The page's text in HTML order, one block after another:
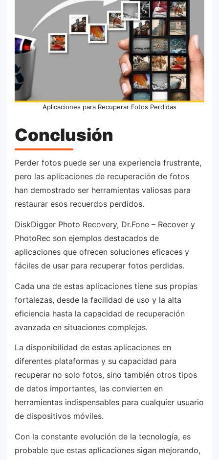
Aplicaciones para Recuperar Fotos Perdidas
Conclusión
Perder fotos puede ser una experiencia frustrante,
pero las aplicaciones de recuperación de fotos
han demostrado ser herramientas valiosas para
restaurar esos recuerdos perdidos.
DiskDigger Photo Recovery, Dr.Fone – Recover y
PhotoRec son ejemplos destacados de
aplicaciones que ofrecen soluciones eficaces y
fáciles de usar para recuperar fotos perdidas.
Cada una de estas aplicaciones tiene sus propias
fortalezas, desde la facilidad de uso y la alta
eficiencia hasta la capacidad de recuperación
avanzada en situaciones complejas.
La disponibilidad de estas aplicaciones en
diferentes plataformas y su capacidad para
recuperar no solo fotos, sino también otros tipos
de datos importantes, las convierten en
herramientas indispensables para cualquier usuario
de dispositivos móviles.
Con la constante evolución de la tecnología, es
probable que estas aplicaciones sigan mejorando,